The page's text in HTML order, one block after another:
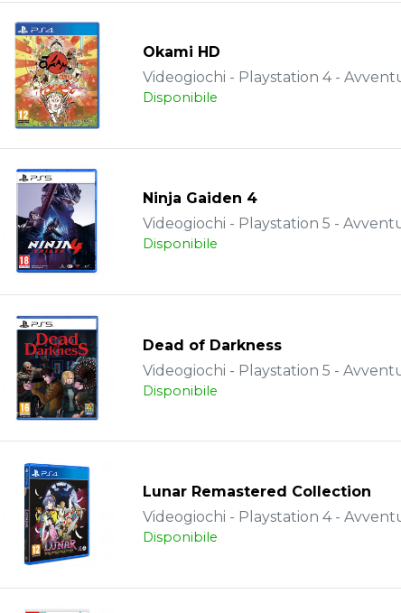
Okami HD
Videogiochi - Playstation 4 -
Disponibile
Ninja Gaiden 4
Videogiochi - Playstation 5 -
Disponibile
Dead of Darkness
Videogiochi - Playstation 5 -
Disponibile
Lunar Remastered Collection
Videogiochi - Playstation 4 -
Disponibile